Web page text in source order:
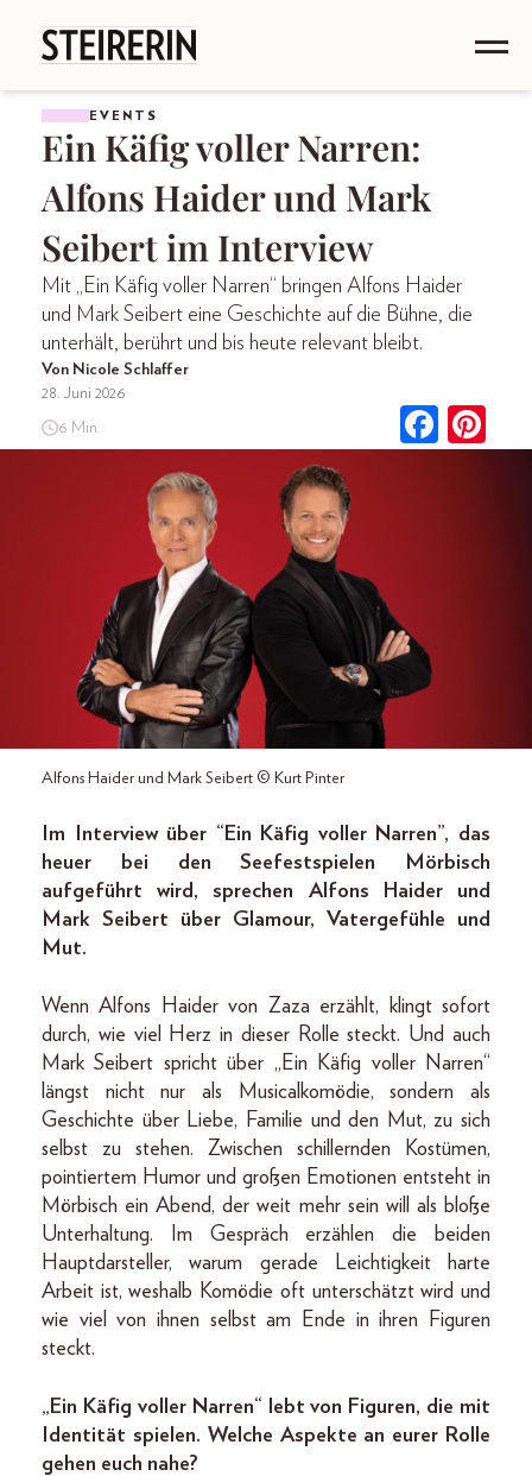
EVENTS
Ein Käfig voller Narren:
Alfons Haider und Mark
Seibert im Interview
Mit „Ein Käfig voller Narren“ bringen Alfons Haider
und Mark Seibert eine Geschichte auf die Bühne, die
unterhält, berührt und bis heute relevant bleibt.
Von Nicole Schlaffer
28. Juni 2026
6 Min.
Alfons Haider und Mark Seibert © Kurt Pinter
Im Interview über “Ein Käfig voller Narren”, das
heuer bei den Seefestspielen Mörbisch
aufgeführt wird, sprechen Alfons Haider und
Mark Seibert über Glamour, Vatergefühle und
Mut.
Wenn Alfons Haider von Zaza erzählt, klingt sofort
durch, wie viel Herz in dieser Rolle steckt. Und auch
Mark Seibert spricht über „Ein Käfig voller Narren“
längst nicht nur als Musicalkomödie, sondern als
Geschichte über Liebe, Familie und den Mut, zu sich
selbst zu stehen. Zwischen schillernden Kostümen,
pointiertem Humor und großen Emotionen entsteht in
Mörbisch ein Abend, der weit mehr sein will als bloße
Unterhaltung. Im Gespräch erzählen die beiden
Hauptdarsteller, warum gerade Leichtigkeit harte
Arbeit ist, weshalb Komödie oft unterschätzt wird und
wie viel von ihnen selbst am Ende in ihren Figuren
steckt.
„Ein Käfig voller Narren“ lebt von Figuren, die mit
Identität spielen. Welche Aspekte an eurer Rolle
gehen euch nahe?